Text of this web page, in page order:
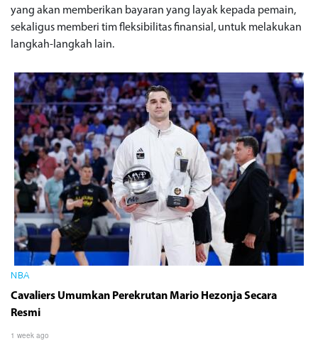
yang akan memberikan bayaran yang layak kepada pemain,
sekaligus memberi tim fleksibilitas finansial, untuk melakukan
langkah-langkah lain.
NBA
Cavaliers Umumkan Perekrutan Mario Hezonja Secara
Resmi
1 week ago